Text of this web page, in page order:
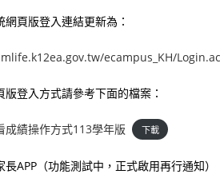
頁版登入連結更新為：
ecampus_KH/
登入方式請參考下面的檔案：
成績操作方式113學年版 下載
APP（功能測試中，正式啟用再行通知）